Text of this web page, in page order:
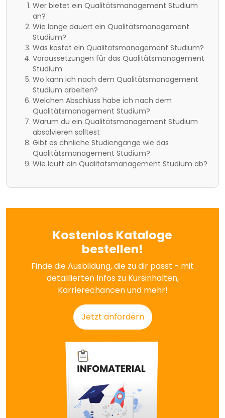
Wer bietet ein Qualitätsmanagement Studium
an?
Wie lange dauert ein Qualitätsmanagement
Studium?
Was kostet ein Qualitätsmanagement Studium?
Voraussetzungen für das Qualitätsmanagement
Studium
Wo kann ich nach dem Qualitätsmanagement
Studium arbeiten?
Welchen Abschluss habe ich nach dem
Qualitätsmanagement Studium?
Warum du ein Qualitätsmanagement Studium
absolvieren solltest
Gibt es ähnliche Studiengänge wie das
Qualitätsmanagement Studium?
Wie läuft ein Qualitätsmanagement Studium ab?
Kostenlos Kataloge
bestellen!
Finde die Ausbildung, die zu dir passt - mit
detaillierten Infos zu Kursinhalten,
Karrierechancen und mehr!
Jetzt anfordern